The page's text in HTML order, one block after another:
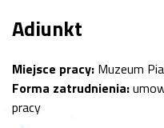
Adiunkt
Miejsce pracy: Muzeum
Forma zatrudnienia:
pracy